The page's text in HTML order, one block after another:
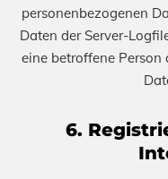
personenbezogenen
Daten der Server-
eine betroffene Person
6.